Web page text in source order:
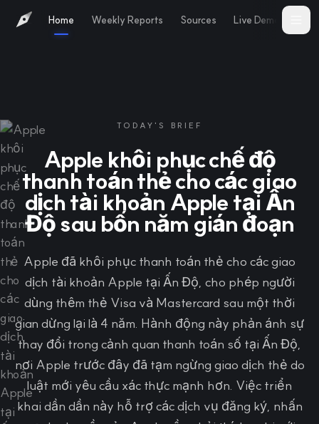
Home Weekly Reports Sources Live Demo
TODAY'S BRIEF
Apple khôi phục chế độ
thanh toán thẻ cho các giao
dịch tài khoản Apple tại Ấn
Độ sau bốn năm gián đoạn
Apple đã khôi phục thanh toán thẻ cho các giao
dịch tài khoản Apple tại Ấn Độ, cho phép người
dùng thêm thẻ Visa và Mastercard sau một thời
gian dừng lại là 4 năm. Hành động này phản ánh sự
thay đổi trong cảnh quan thanh toán số tại Ấn Độ,
nơi Apple trước đây đã tạm ngừng giao dịch thẻ do
luật mới yêu cầu xác thực mạnh hơn. Việc triển
khai dần dần này hỗ trợ các dịch vụ đăng ký, nhấn